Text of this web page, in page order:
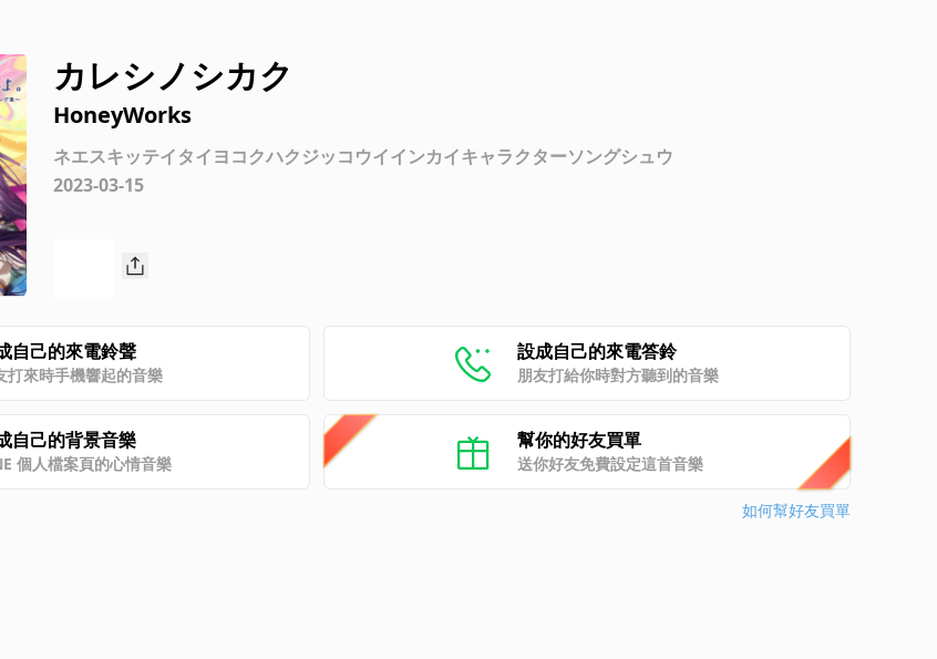
カレシノシカク
HoneyWorks
ネエスキッテイタイヨコクハクジッコウイインカイキャラクターソングシュウ
2023-03-15
自己的來電鈴聲
打來時手機響起的音樂
設成自己的來電答鈴
朋友打給你時對方聽到的音樂
自己的背景音樂
個人檔案頁的心情音樂
幫你的好友買單
送你好友免費設定這首音樂
如何幫好友買單